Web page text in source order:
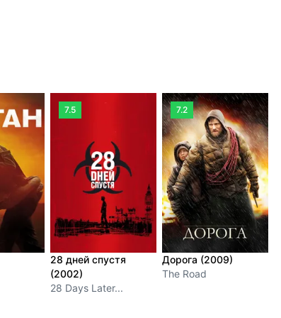
7.5
28 дней спустя
(2002)
28 Days Later...
7.2
Дорога (2009)
The Road